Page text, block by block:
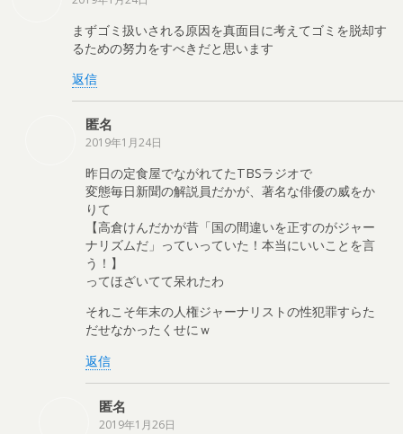
まずゴミ扱いされる原因を真面目に考えてゴミを脱却す
るための努力をすべきだと思います
返信
匿名
2019年1月24日
昨日の定食屋でながれてたTBSラジオで
変態毎日新聞の解説員だかが、著名な俳優の威をか
りて
【高倉けんだかが昔「国の間違いを正すのがジャー
ナリズムだ」っていっていた！本当にいいことを言
う！】
ってほざいてて呆れたわ
それこそ年末の人権ジャーナリストの性犯罪すらた
だせなかったくせにｗ
返信
匿名
2019年1月26日